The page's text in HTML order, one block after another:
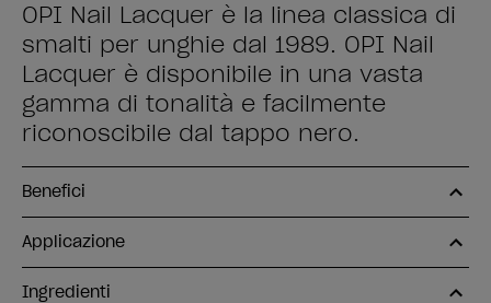
OPI Nail Lacquer è la linea classica di
smalti per unghie dal 1989. OPI Nail
Lacquer è disponibile in una vasta
gamma di tonalità e facilmente
riconoscibile dal tappo nero.
Benefici
Applicazione
Ingredienti